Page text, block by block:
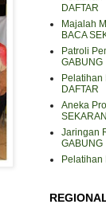
DAFTAR
Majalah
BACA
Patroli
GABUNG
Pelatihan
DAFTAR
Aneka
Jaringan
GABUNG
Pelatihan